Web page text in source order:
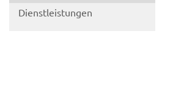
Dienst­leis­tun­gen